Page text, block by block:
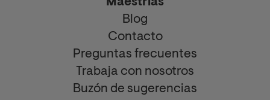
Blog
Contacto
Preguntas frecuentes
Trabaja con nosotros
Buzón de sugerencias